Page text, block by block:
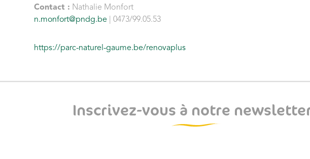
Contact : Nathalie Monfort
n.monfort@pndg.be
0473/99.05.53
https://parc-naturel-gaume.be/renovaplus
Inscrivez-vous à notre